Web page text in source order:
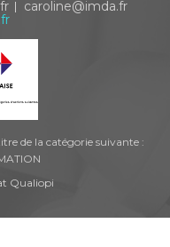
caroline@imda.fr
de la catégorie suivante :
Qualiopi